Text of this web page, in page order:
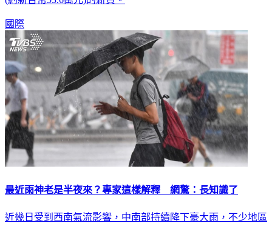
國際
最近雨神老是半夜來？專家這樣解釋 網驚：長知識了
近幾日受到西南氣流影響，中南部持續降下豪大雨，不少地區